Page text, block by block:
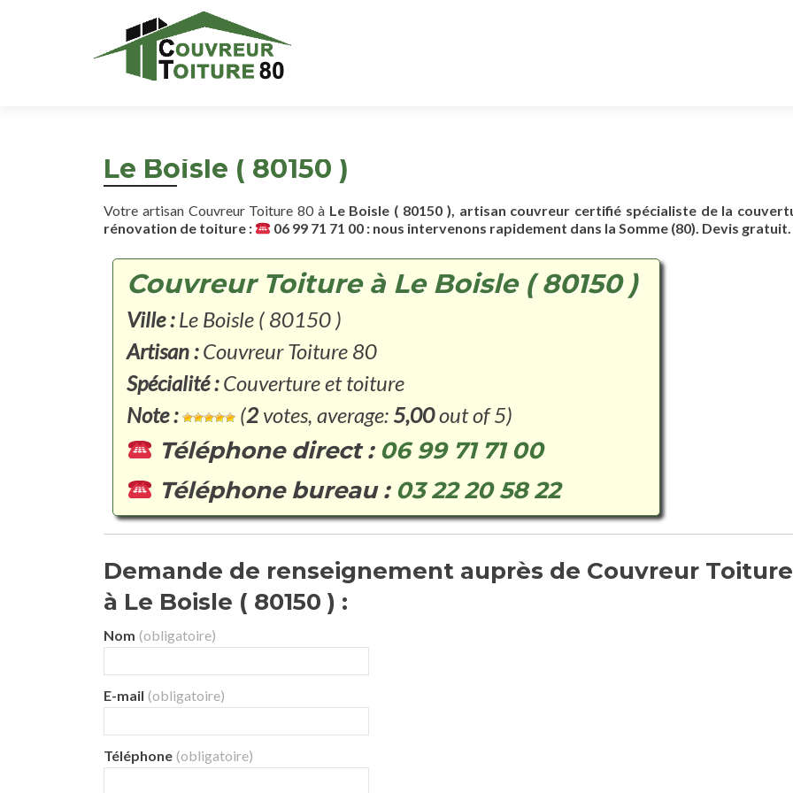
Le Boisle ( 80150 )
Votre artisan Couvreur Toiture 80 à Le Boisle ( 80150 ), artisan couvreur certifié spécialiste de la
rénovation de toiture :
06 99 71 71 00 : nous intervenons rapidement dans la Somme (80). Devis gratuit.
Couvreur Toiture à Le Boisle ( 80150 )
Ville :Le Boisle ( 80150 )
Artisan :Couvreur Toiture 80
Spécialité :Couverture et toiture
Note :
(2votes, average: 5,00out of 5)
Téléphone direct : 06 99 71 71 00
Téléphone bureau : 03 22 20 58 22
Demande de renseignement auprès de Couvreur
à Le Boisle ( 80150 ) :
Nom (obligatoire)
E-mail (obligatoire)
Téléphone (obligatoire)